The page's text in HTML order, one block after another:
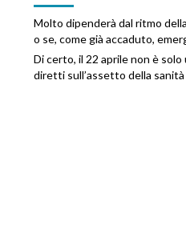
Molto dipenderà dal ritmo
o se, come già accaduto,
Di certo, il 22 aprile non è
diretti sull’assetto della